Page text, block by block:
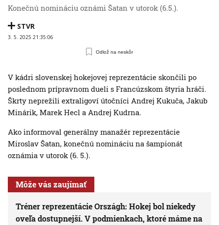
Konečnú nomináciu oznámi Šatan v utorok (6.5.).
STVR
3. 5. 2025 21:35:06
Odlož na neskôr
V kádri slovenskej hokejovej reprezentácie skončili po
poslednom prípravnom dueli s Francúzskom štyria hráči.
Škrty neprežili extraligoví útočníci Andrej Kukuča, Jakub
Minárik, Marek Hecl a Andrej Kudrna.
Ako informoval generálny manažér reprezentácie
Miroslav Šatan, konečnú nomináciu na šampionát
oznámia v utorok (6. 5.).
Môže vás zaujímať
Tréner reprezentácie Országh: Hokej bol niekedy
oveľa dostupnejší. V podmienkach, ktoré máme na